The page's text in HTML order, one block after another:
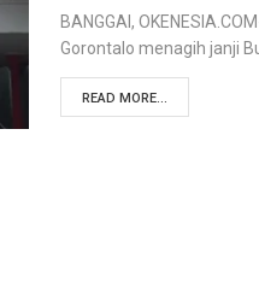
BANGGAI,
Gorontalo menagih janji
READ MORE...